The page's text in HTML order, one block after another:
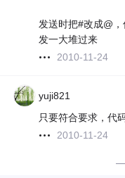
发送时把#改成@
发一大堆过来
2010-11-24
yuji821
只要符合要求，代
2010-11-24